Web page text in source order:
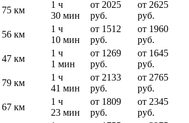
75 км
1 ч
30 мин
от 2025
руб.
от 2625
руб.
56 км
1 ч
10 мин
от 1512
руб.
от 1960
руб.
47 км
1 ч
1 мин
от 1269
руб.
от 1645
руб.
79 км
1 ч
41 мин
от 2133
руб.
от 2765
руб.
67 км
1 ч
23 мин
от 1809
руб.
от 2345
руб.